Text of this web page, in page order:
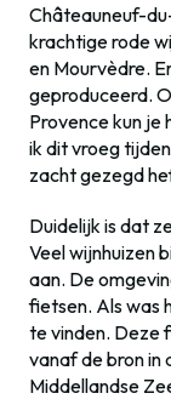
Châteauneuf-
krachtige rode
en Mourvèdre.
geproduceerd.
Provence kun
ik dit vroeg
zacht gezegd
Duidelijk is dat
Veel wijnhuizen
aan. De
fietsen. Als was
te vinden. Deze
vanaf de bron in
Middellandse